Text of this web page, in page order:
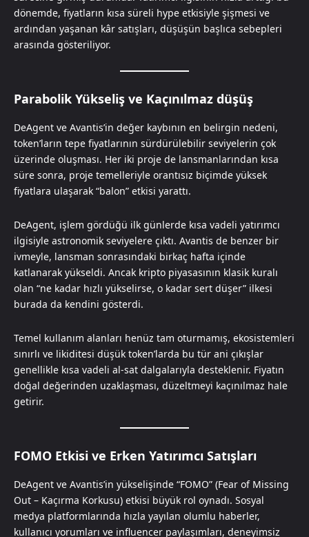
dönemde, fiyatların kısa süreli hype etkisiyle şişmesi ve
ardından yaşanan kâr satışları, düşüşün başlıca sebepleri
arasında gösteriliyor.
Parabolik Yükseliş ve Kaçınılmaz düşüş
DeAgent ve Avantis’in değer kaybının en belirgin nedeni,
token’ların tepe fiyatlarının sürdürülebilir seviyelerin çok
üzerinde oluşması. Her iki proje de lansmanlarından kısa
süre sonra, proje temelleriyle orantısız biçimde yüksek
fiyatlara ulaşarak “balon” etkisi yarattı.
DeAgent, işlem gördüğü ilk günlerde kısa vadeli yatırımcı
ilgisiyle astronomik seviyelere çıktı. Avantis de benzer bir
ivmeyle, lansman sonrasındaki birkaç hafta içinde
katlanarak yükseldi. Ancak kripto piyasasının klasik kuralı
olan “ne kadar hızlı yükselirse, o kadar sert düşer” ilkesi
burada da kendini gösterdi.
Temel kullanım alanları henüz tam oturmamış, ekosistemleri
sınırlı ve likiditesi düşük token’larda bu tür ani çıkışlar
genellikle kısa vadeli al-sat dalgalarıyla desteklenir. Fiyatın
doğal değerinden uzaklaşması, düzeltmeyi kaçınılmaz hale
getirir.
FOMO Etkisi ve Erken Yatırımcı Satışları
DeAgent ve Avantis’in yükselişinde “FOMO” (Fear of Missing
Out – Kaçırma Korkusu) etkisi büyük rol oynadı. Sosyal
medya platformlarında hızla yayılan olumlu haberler,
kullanıcı yorumları ve influencer paylaşımları, deneyimsiz